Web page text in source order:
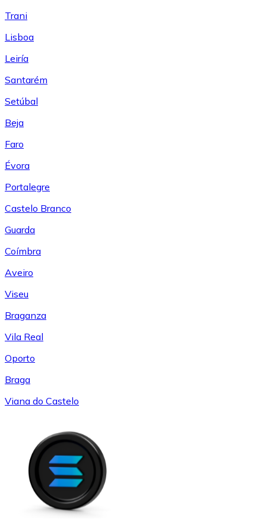
Trani
Lisboa
Leiría
Santarém
Setúbal
Beja
Faro
Évora
Portalegre
Castelo Branco
Guarda
Coímbra
Aveiro
Viseu
Braganza
Vila Real
Oporto
Braga
Viana do Castelo